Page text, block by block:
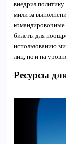
внедрил политику
мили за
командировочные
билеты для
использованию
лиц, но и на
Ресурсы